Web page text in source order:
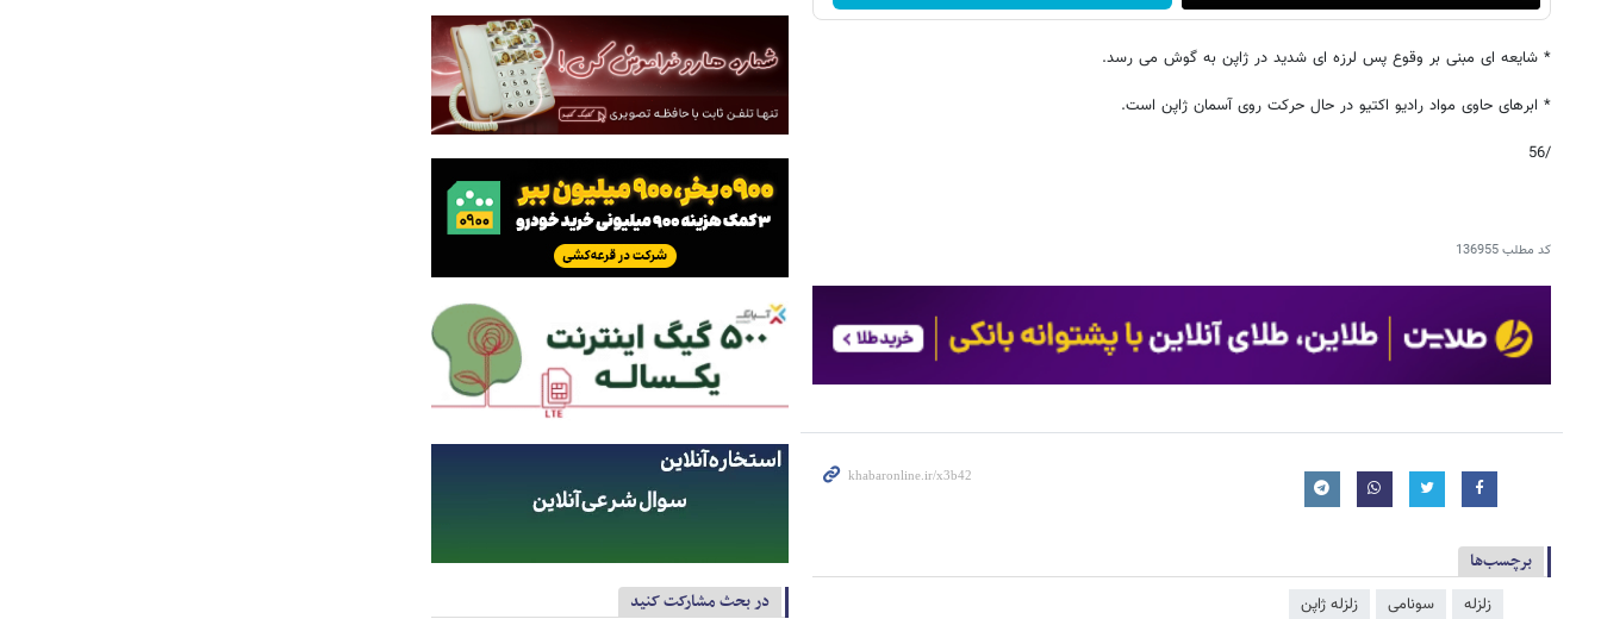
* شایعه ای مبنی بر وقوع پس لرزه ای شدید در ژاپن به گوش می رسد.
* ابرهای حاوی مواد رادیو اکتیو در حال حرکت روی آسمان ژاپن است.
/56
کد مطلب136955
برچسب‌ها
زلزله سونامی زلزله ژاپن در بحث مشارکت کنید